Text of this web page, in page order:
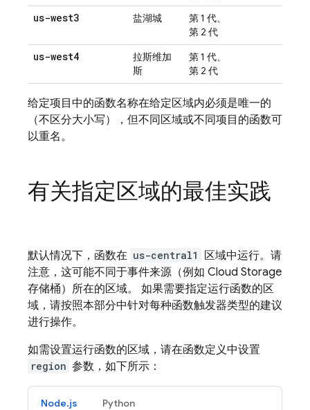
us-west3 盐湖城
第 1 代、
第 2 代
us-west4
拉斯维加
斯
第 1 代、
第 2 代
给定项目中的函数名称在给定区域内必须是唯一的
（不区分大小写），但不同区域或不同项目的函数可
以重名。
有关指定区域的最佳实践
默认情况下，函数在 us-central1
区域中运行。请
注意，这可能不同于事件来源（例如 Cloud Storage
存储桶）所在的区域。 如果需要指定运行函数的区
域，请按照本部分中针对每种函数触发器类型的建议
进行操作。
如需设置运行函数的区域，请在函数定义中设置
region 参数，如下所示：
Node.js Python